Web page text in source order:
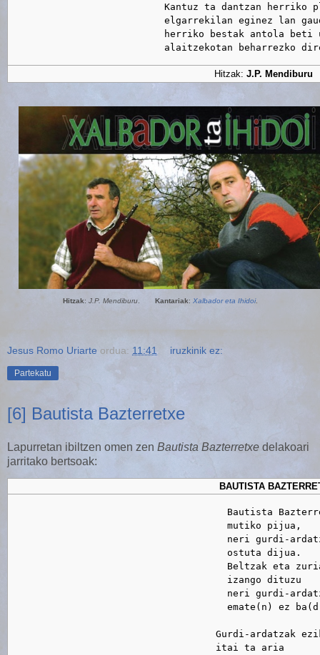
Kantuz ta dantzan herriko
elgarrekilan eginez lan
herriko bestak antola beti
Hitzak: J.P. Mendiburu
Hitzak: J.P. Mendiburu. Kantariak: Xalbador eta Ihidoi.
Jesus Romo Uriarte ordua: 11:41 iruzkinik ez:
Partekatu
[6] Bautista Bazterretxe
Lapurretan ibiltzen omen zen Bautista Bazterretxe delakoari
jarritako bertsoak:
BAUTISTA
Bautista
                                      mutiko pijua,
neri gurdi-
                                      ostuta dijua.
Beltzak eta
                                      izango dituzu
neri gurdi-
emate(n) ez
Gurdi-ardatzak
                                    itai ta aria